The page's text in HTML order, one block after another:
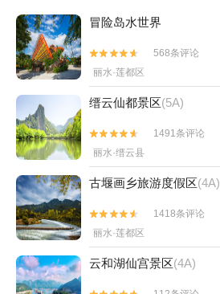
冒险岛水世界


568条评论
丽水·莲都区
缙云仙都景区(5A)


1491条评论
丽水·缙云县
古堰画乡旅游度假区(4A)


1418条评论
丽水·莲都区
云和湖仙宫景区(4A)